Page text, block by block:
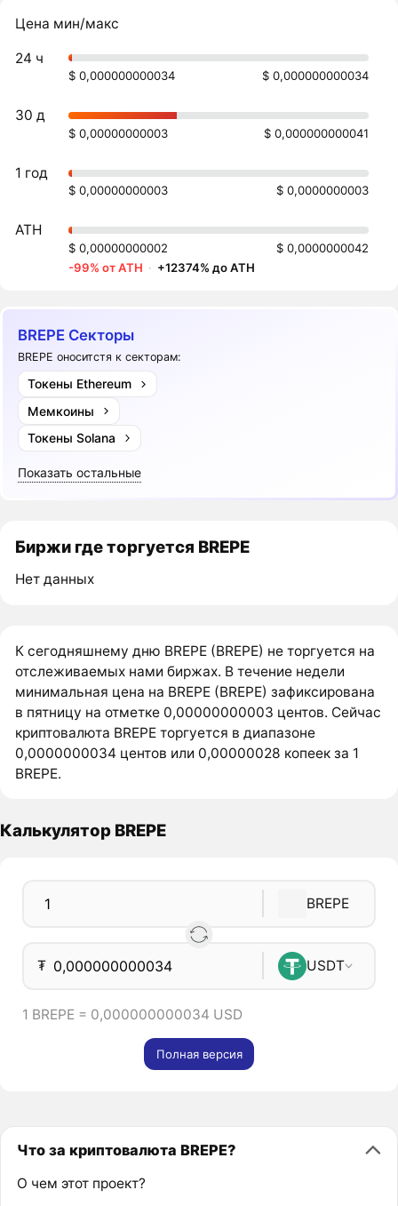
Цена мин/макс
24 ч
$ 0,000000000034 $ 0,000000000034
30 д
$ 0,00000000003 $ 0,000000000041
1 год
$ 0,00000000003 $ 0,0000000003
ATH
$ 0,00000000002
$ 0,0000000042
-99% от ATH · +12374% до ATH
BREPE Секторы
BREPE оноситстя к секторам:
Токены Ethereum
Мемкоины
Токены Solana
Показать остальные
Биржи где торгуется BREPE
Нет данных
К сегодняшнему дню BREPE (BREPE) не торгуется на
отслеживаемых нами биржах. В течение недели
минимальная цена на BREPE (BREPE) зафиксирована
в пятницу на отметке 0,00000000003 центов. Сейчас
криптовалюта BREPE торгуется в диапазоне
0,0000000034 центов или 0,00000028 копеек за 1
BREPE.
Калькулятор BREPE
BREPE
₮ USDT
1 BREPE = 0,000000000034 USD
Полная версия
Что за криптовалюта BREPE?
О чем этот проект?